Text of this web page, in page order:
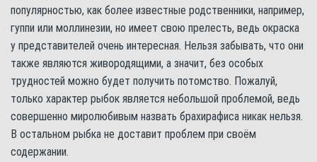
популярностью, как более известные родственники, например,
гуппи или моллинезии, но имеет свою прелесть, ведь окраска
у представителей очень интересная. Нельзя забывать, что они
также являются живородящими, а значит, без особых
трудностей можно будет получить потомство. Пожалуй,
только характер рыбок является небольшой проблемой, ведь
совершенно миролюбивым назвать брахирафиса никак нельзя.
В остальном рыбка не доставит проблем при своём
содержании.